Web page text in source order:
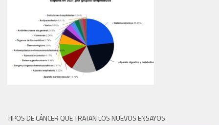
TIPOS DE CÁNCER QUE TRATAN LOS NUEVOS ENSAYOS